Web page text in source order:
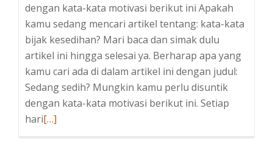
dengan kata-kata motivasi berikut ini Apakah
kamu sedang mencari artikel tentang: kata-kata
bijak kesedihan? Mari baca dan simak dulu
artikel ini hingga selesai ya. Berharap apa yang
kamu cari ada di dalam artikel ini dengan judul:
Sedang sedih? Mungkin kamu perlu disuntik
dengan kata-kata motivasi berikut ini. Setiap
hariBaca
[…]